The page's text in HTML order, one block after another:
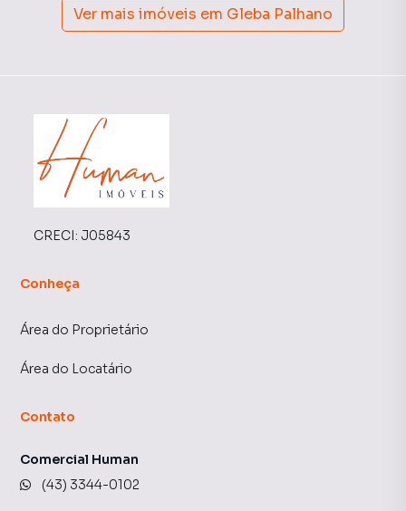
Ver mais imóveis em Gleba Palhano
CRECI: J05843
Conheça
Área do Proprietário
Área do Locatário
Contato
Comercial Human
(43) 3344-0102